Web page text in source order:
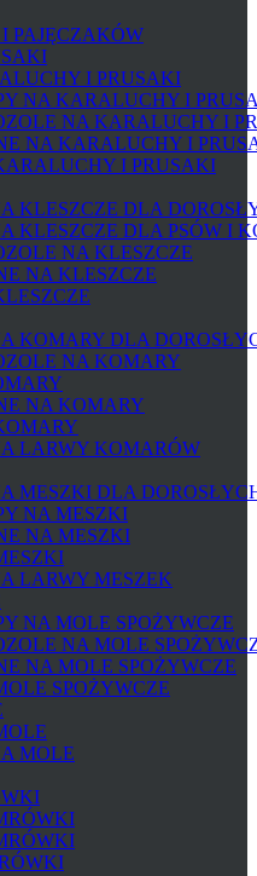
PAJĘCZAKÓW
I PRUSAKI
NA KARALUCHY I
NA KARALUCHY I
NA KARALUCHY I
I PRUSAKI
KLESZCZE DLA
KLESZCZE DLA PSÓW I
NA KLESZCZE
NA KLESZCZE
KOMARY DLA
NA KOMARY
NA KOMARY
LARWY KOMARÓW
MESZKI DLA
NA MESZKI
NA MESZKI
LARWY MESZEK
NA MOLE SPOŻYWCZE
NA MOLE
NA MOLE SPOŻYWCZE
SPOŻYWCZE
MOLE